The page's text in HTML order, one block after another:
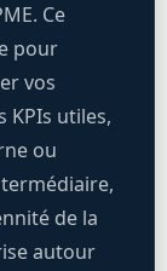
Ce
pour
vos
KPIs utiles,
ou
de la
autour